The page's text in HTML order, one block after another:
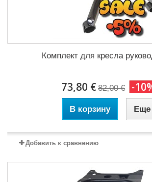
Комплект для кресла
73,80 € 82,00 € -
В корзину Еще
Добавить к сравнению